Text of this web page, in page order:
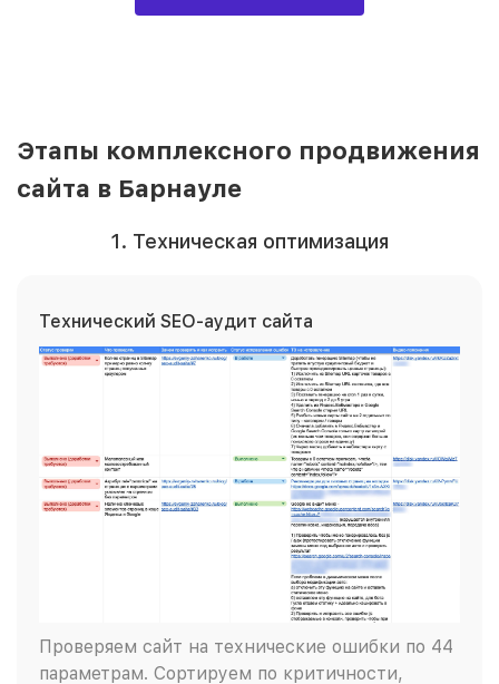
Этапы комплексного продвижения
сайта в Барнауле
1. Техническая оптимизация
Технический SEO-аудит сайта
Проверяем сайт на технические ошибки по 44
параметрам. Сортируем по критичности,